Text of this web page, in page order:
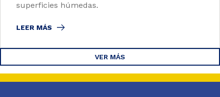
superficies húmedas.
LEER MÁS
VER MÁS